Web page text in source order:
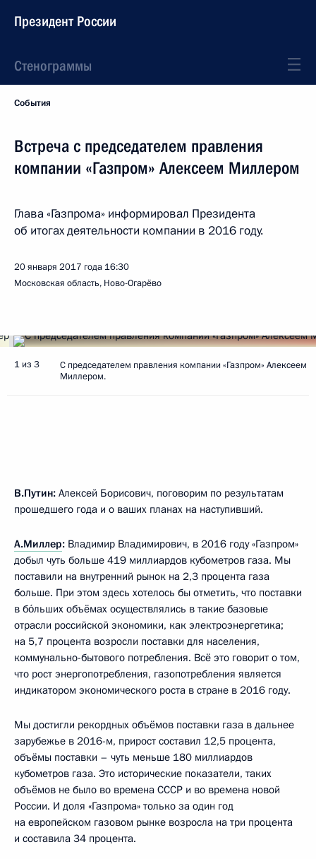
Президент России
Стенограммы
События
Встреча с председателем правления
компании «Газпром» Алексеем Миллером
Глава «Газпрома» информировал Президента
об итогах деятельности компании в 2016 году.
20 января 2017 года 16:30
Московская область, Ново-Огарёво
1 из 3
С председателем правления компании «Газпром» Алексеем
Миллером.
В.Путин: Алексей Борисович, поговорим по результатам
прошедшего года и о ваших планах на наступивший.
А.Миллер: Владимир Владимирович, в 2016 году «Газпром»
добыл чуть больше 419 миллиардов кубометров газа. Мы
поставили на внутренний рынок на 2,3 процента газа
больше. При этом здесь хотелось бы отметить, что поставки
в бо́льших объёмах осуществлялись в такие базовые
отрасли российской экономики, как электроэнергетика;
на 5,7 процента возросли поставки для населения,
коммунально-бытового потребления. Всё это говорит о том,
что рост энергопотребления, газопотребления является
индикатором экономического роста в стране в 2016 году.
Мы достигли рекордных объёмов поставки газа в дальнее
зарубежье в 2016-м, прирост составил 12,5 процента,
объёмы поставки – чуть меньше 180 миллиардов
кубометров газа. Это исторические показатели, таких
объёмов не было во времена СССР и во времена новой
России. И доля «Газпрома» только за один год
на европейском газовом рынке возросла на три процента
и составила 34 процента.